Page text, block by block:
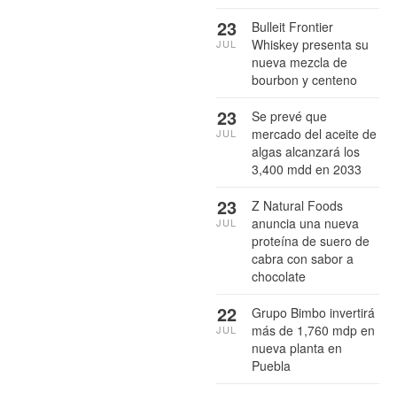
Bulleit Frontier
Whiskey presenta su
nueva mezcla de
bourbon y centeno
23
JUL
Se prevé que
mercado del aceite de
algas alcanzará los
3,400 mdd en 2033
23
JUL
Z Natural Foods
anuncia una nueva
proteína de suero de
cabra con sabor a
chocolate
23
JUL
Grupo Bimbo invertirá
más de 1,760 mdp en
nueva planta en
Puebla
22
JUL